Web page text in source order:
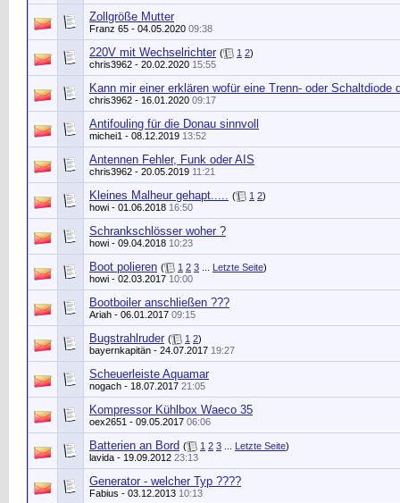
Zollgröße Mutter
Franz 65 - 04.05.2020 09:38
220V mit Wechselrichter ( 1 2)
chris3962 - 20.02.2020 15:55
Kann mir einer erklären wofür eine Trenn- oder Schaltdiode
chris3962 - 16.01.2020 09:17
Antifouling für die Donau sinnvoll
michei1 - 08.12.2019 13:52
Antennen Fehler, Funk oder AIS
chris3962 - 20.05.2019 11:21
Kleines Malheur gehapt..... ( 1 2)
howi - 01.06.2018 16:50
Schrankschlösser woher ?
howi - 09.04.2018 10:23
Boot polieren ( 1 2 3 Letzte Seite)
howi - 02.03.2017 10:00
Bootboiler anschließen ???
Ariah - 06.01.2017 09:15
Bugstrahlruder ( 1 2)
bayernkapitän - 24.07.2017 19:27
Scheuerleiste Aquamar
nogach - 18.07.2017 21:05
Kompressor Kühlbox Waeco 35
oex2651 - 09.05.2017 06:06
Batterien an Bord ( 1 2 3 Letzte Seite)
lavida - 19.09.2012 23:13
Generator - welcher Typ ????
Fabius - 03.12.2013 10:13